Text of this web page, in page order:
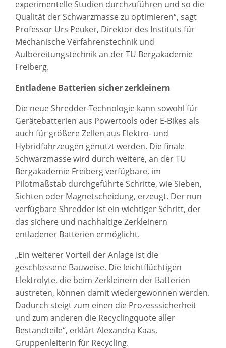
experimentelle Studien durchzuführen und so die
Qualität der Schwarzmasse zu optimieren“, sagt
Professor Urs Peuker, Direktor des Instituts für
Mechanische Verfahrenstechnik und
Aufbereitungstechnik an der TU Bergakademie
Freiberg.
Entladene Batterien sicher zerkleinern
Die neue Shredder-Technologie kann sowohl für
Gerätebatterien aus Powertools oder E-Bikes als
auch für größere Zellen aus Elektro- und
Hybridfahrzeugen genutzt werden. Die finale
Schwarzmasse wird durch weitere, an der TU
Bergakademie Freiberg verfügbare, im
Pilotmaßstab durchgeführte Schritte, wie Sieben,
Sichten oder Magnetscheidung, erzeugt. Der nun
verfügbare Shredder ist ein wichtiger Schritt, der
das sichere und nachhaltige Zerkleinern
entladener Batterien ermöglicht.
„Ein weiterer Vorteil der Anlage ist die
geschlossene Bauweise. Die leichtflüchtigen
Elektrolyte, die beim Zerkleinern der Batterien
austreten, können damit wiedergewonnen werden.
Dadurch steigt zum einen die Prozesssicherheit
und zum anderen die Recyclingquote aller
Bestandteile“, erklärt Alexandra Kaas,
Gruppenleiterin für Recycling.